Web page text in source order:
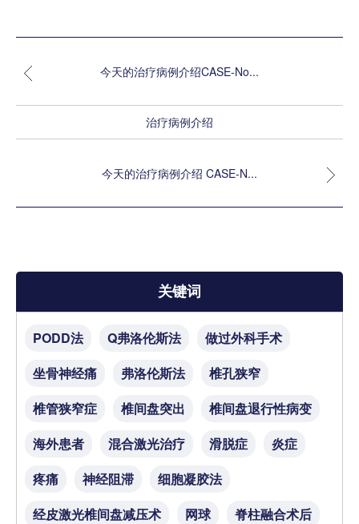
今天的治疗病例介绍CASE-No...
治疗病例介绍
今天的治疗病例介绍 CASE-N...
关键词
PODD法 Q弗洛伦斯法
做过外科手术
坐骨神经痛
弗洛伦斯法
椎孔狭窄
椎管狭窄症
椎间盘突出
椎间盘退行性病变
海外患者
混合激光治疗 滑脱症
炎症
疼痛
神经阻滞
细胞凝胶法
经皮激光椎间盘减压术
网球
脊柱融合术后